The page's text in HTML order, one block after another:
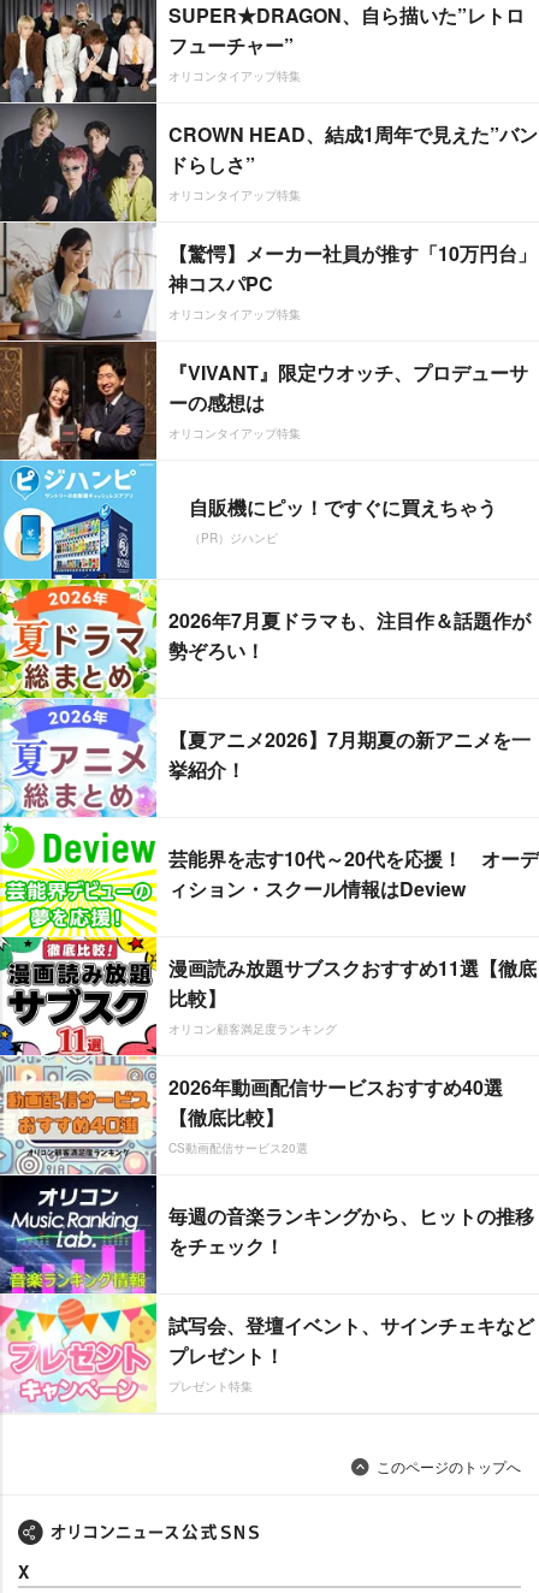
SUPER★DRAGON、自ら描いた”レトロ
フューチャー”
オリコンタイアップ特集
CROWN HEAD、結成1周年で見えた”バン
ドらしさ”
オリコンタイアップ特集
【驚愕】メーカー社員が推す「10万円台」
神コスパPC
オリコンタイアップ特集
『VIVANT』限定ウオッチ、プロデューサ
ーの感想は
オリコンタイアップ特集
自販機にピッ！ですぐに買えちゃう
（PR）ジハンピ
2026年7月夏ドラマも、注目作＆話題作が
勢ぞろい！
【夏アニメ2026】7月期夏の新アニメを一
挙紹介！
芸能界を志す10代～20代を応援！ オーデ
ィション・スクール情報はDeview
漫画読み放題サブスクおすすめ11選【徹底
比較】
オリコン顧客満足度ランキング
2026年動画配信サービスおすすめ40選
【徹底比較】
CS動画配信サービス20選
毎週の音楽ランキングから、ヒットの推移
をチェック！
試写会、登壇イベント、サインチェキなど
プレゼント！
プレゼント特集
このページのトップへ
X